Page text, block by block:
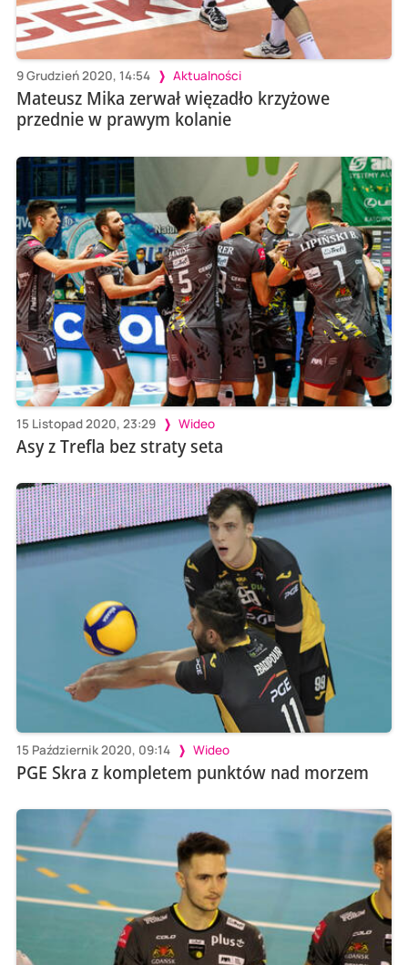
9 Grudzień 2020, 14:54 Aktualności
Mateusz Mika zerwał więzadło krzyżowe
przednie w prawym kolanie
15 Listopad 2020, 23:29 Wideo
Asy z Trefla bez straty seta
15 Październik 2020, 09:14 Wideo
PGE Skra z kompletem punktów nad morzem